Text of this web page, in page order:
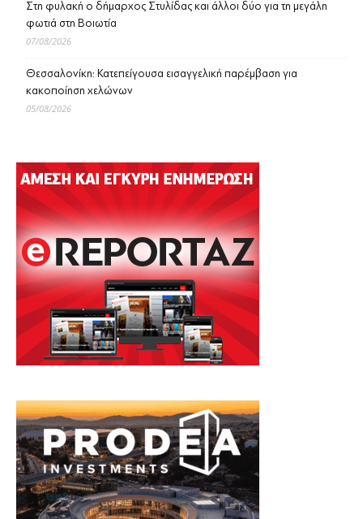
Στη φυλακή ο δήμαρχος Στυλίδας και άλλοι δύο για τη μεγάλη
φωτιά στη Βοιωτία
07/08/2026
Θεσσαλονίκη: Κατεπείγουσα εισαγγελική παρέμβαση για
κακοποίηση χελώνων
05/08/2026